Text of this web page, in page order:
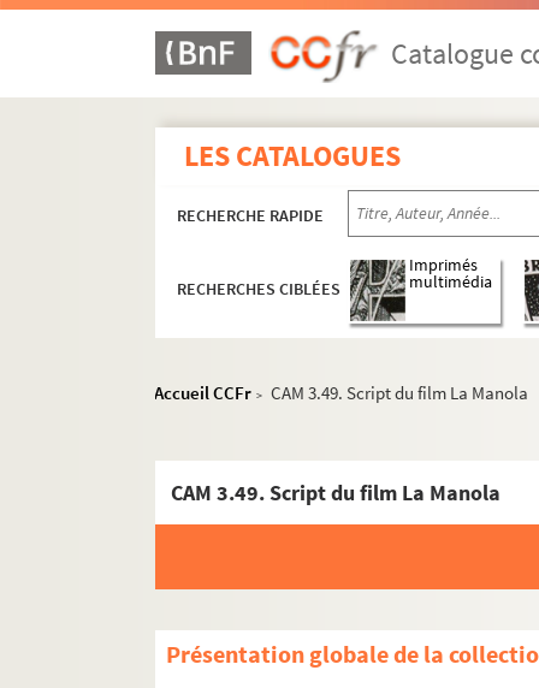
Catalogue
LES CATALOGUES
RECHERCHE RAPIDE
RECHERCHES CIBLÉES
Imprimés
multimédia
Accueil CCFr > CAM 3.49. Script du film La Manola
CAM 3.49. Script du film La Manola
Présentation globale de la